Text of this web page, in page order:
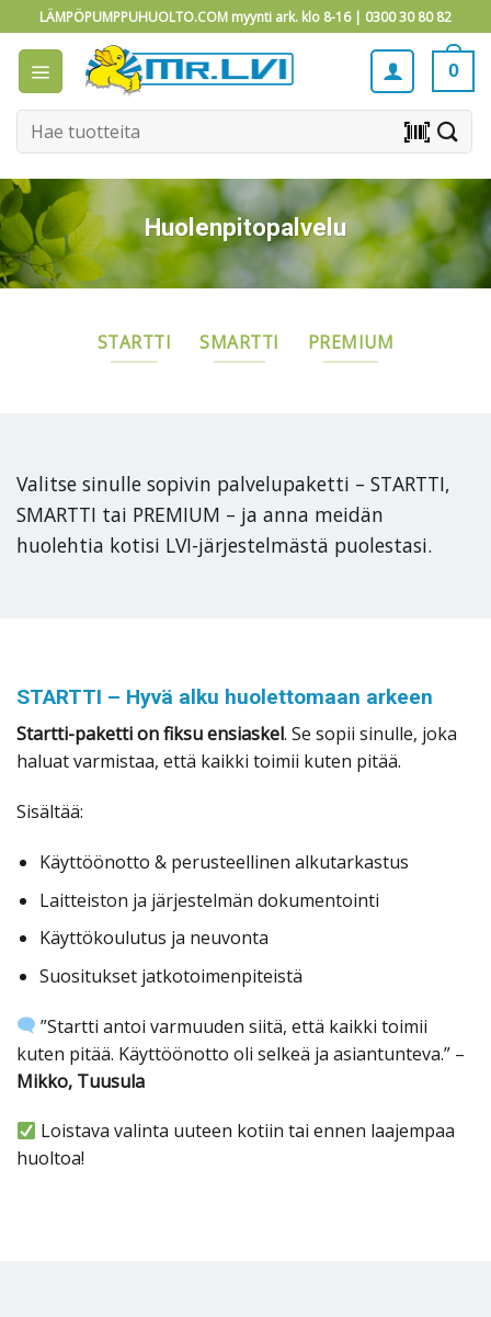
to
content
LÄMPÖPUMPPUHUOLTO.COM myynti ark. klo 8-16 | 0300 30 80 82
0
Etsi: barcode_scanner
Huolenpitopalvelu
STARTTI SMARTTI PREMIUM
Valitse sinulle sopivin palvelupaketti – STARTTI,
SMARTTI tai PREMIUM – ja anna meidän
huolehtia kotisi LVI-järjestelmästä puolestasi.
STARTTI – Hyvä alku huolettomaan arkeen
Startti-paketti on fiksu ensiaskel. Se sopii sinulle, joka
haluat varmistaa, että kaikki toimii kuten pitää.
Sisältää:
Käyttöönotto & perusteellinen alkutarkastus
Laitteiston ja järjestelmän dokumentointi
Käyttökoulutus ja neuvonta
Suositukset jatkotoimenpiteistä
”Startti antoi varmuuden siitä, että kaikki toimii
kuten pitää. Käyttöönotto oli selkeä ja asiantunteva.” –
Mikko, Tuusula
Loistava valinta uuteen kotiin tai ennen laajempaa
huoltoa!